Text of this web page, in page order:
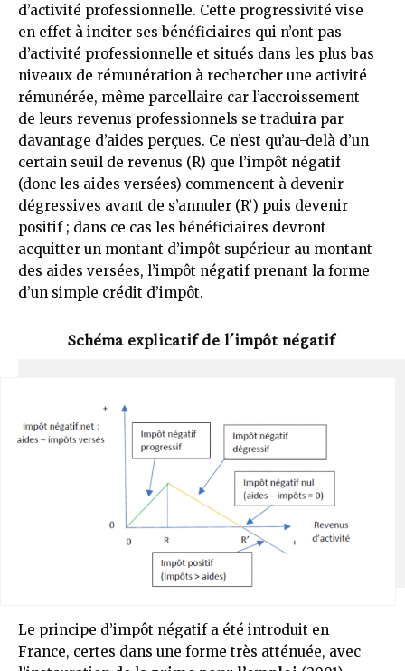
d’activité professionnelle. Cette progressivité vise
en effet à inciter ses bénéficiaires qui n’ont pas
d’activité professionnelle et situés dans les plus bas
niveaux de rémunération à rechercher une activité
rémunérée, même parcellaire car l’accroissement
de leurs revenus professionnels se traduira par
davantage d’aides perçues. Ce n’est qu’au-delà d’un
certain seuil de revenus (R) que l’impôt négatif
(donc les aides versées) commencent à devenir
dégressives avant de s’annuler (R’) puis devenir
positif ; dans ce cas les bénéficiaires devront
acquitter un montant d’impôt supérieur au montant
des aides versées, l’impôt négatif prenant la forme
d’un simple crédit d’impôt.
Schéma explicatif de l’impôt négatif
Le principe d’impôt négatif a été introduit en
France, certes dans une forme très atténuée, avec